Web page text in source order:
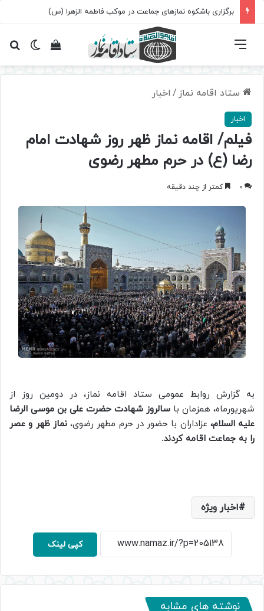
برگزاری باشکوه نمازهای جماعت در موکب فاطمه الزهرا (س)
تغییرمشاهده فهرست
ستاد اقامه نماز / اخبار
اخبار
فیلم/ اقامه نماز ظهر روز شهادت امام
رضا (ع) در حرم مطهر رضوی
0 کمتر از چند دقیقه
به گزارش روابط عمومی ستاد اقامه نماز، در دومین روز از
شهریورماه، همزمان با سالروز شهادت حضرت علی بن موسی الرضا
علیه السلام، عزاداران با حضور در حرم مطهر رضوی،نماز ظهر و عصر
را به جماعت اقامه کردند.
اخبار ویژه
کپی لینک
نوشته های مشابه